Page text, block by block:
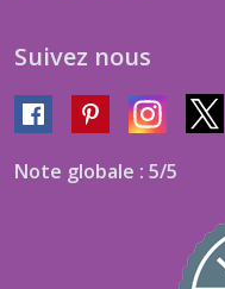
Suivez nous
Note globale : 5/5